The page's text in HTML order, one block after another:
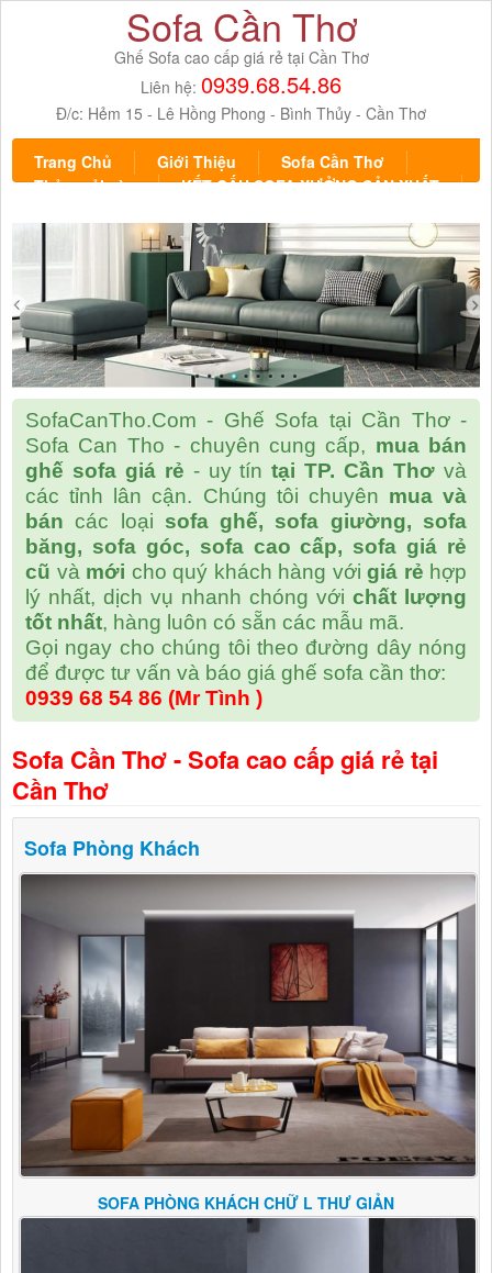
Sofa Cần Thơ
Ghế Sofa cao cấp giá rẻ tại Cần Thơ
Liên hệ: 0939.68.54.86
Đ/c: Hẻm 15 - Lê Hồng Phong - Bình Thủy - Cần Thơ
Trang Chủ Giới Thiệu
Sofa Cần Thơ
Thảm trải sàn
KẾT CẤU SOFA XƯỞNG SẢN XUẤT
SofaCanTho.Com - Ghế Sofa tại Cần Thơ -
Sofa Can Tho - chuyên cung cấp, mua bán
ghế sofa giá rẻ - uy tíntại TP. Cần Thơ và
các tỉnh lân cận. Chúng tôi chuyên mua và
bán các loại sofa ghế, sofa giường, sofa
băng, sofa góc, sofa cao cấp, sofa giá rẻ
cũ và mới cho quý khách hàng với giá rẻ hợp
lý nhất, dịch vụ nhanh chóng với chất lượng
tốt nhất, hàng luôn có sẵn các mẫu mã.
Gọi ngay cho chúng tôi theo đường dây nóng
để được tư vấn và báo giá ghế sofa cần thơ:
0939 68 54 86 (Mr Tình )
Sofa Cần Thơ - Sofa cao cấp giá rẻ tại
Cần Thơ
Sofa Phòng Khách
SOFA PHÒNG KHÁCH CHỮ L THƯ GIẢN